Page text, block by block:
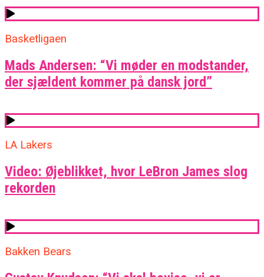
Basketligaen
Mads Andersen: “Vi møder en modstander,
der sjældent kommer på dansk jord”
LA Lakers
Video: Øjeblikket, hvor LeBron James slog
rekorden
Bakken Bears